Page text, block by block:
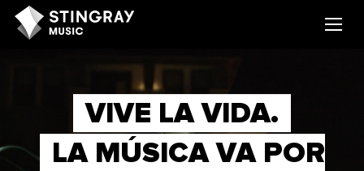
VIVE LA VIDA.
LA MÚSICA VA POR